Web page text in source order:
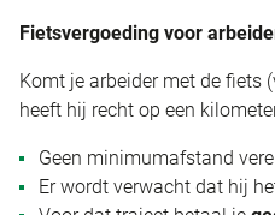
Fietsvergoeding voor
Komt je arbeider met de fiets
heeft hij recht op een
Geen minimumafstand
Er wordt verwacht dat hij